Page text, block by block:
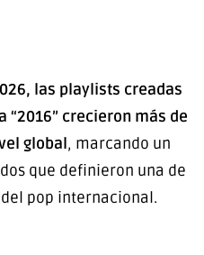
las playlists creadas
crecieron más de
global, marcando un
que definieron una de
pop internacional.